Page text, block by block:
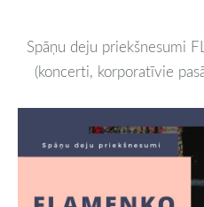
Spāņu deju priekšnesumi
(koncerti, korporatīvie